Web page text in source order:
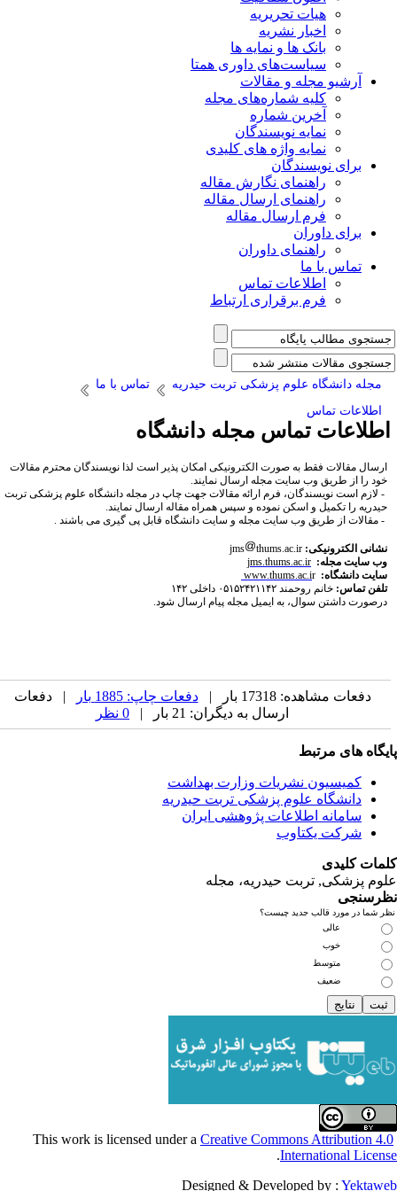
هیات تحریریه
اخبار نشریه
بانک ها و نمایه ها
سیاست‌های داوری همتا
مجله و مقالات
کلیه شماره‌های مجله
آخرین شماره
نمایه نویسندگان
نمایه واژه های کلیدی
نویسندگان
راهنمای نگارش مقاله
راهنمای ارسال مقاله
فرم ارسال مقاله
داوران
راهنمای داوران
با ما
اطلاعات تماس
فرم برقراری ارتباط
علوم پزشکی تربت حیدریه
تماس با ما
تماس
تماس مجله دانشگاه
فقط به صورت الکترونیکی امکان پذیر است لذا نویسندگان محترم مقالات
طریق وب سایت مجله ارسال نمایند
نویسندگان، فرم ارائه مقالات جهت چاپ در مجله دانشگاه علوم پزشکی تربت
تکمیل و اسکن نموده و سپس همراه مقاله ارسال نمایند
از طریق وب سایت مجله و سایت دانشگاه قابل پی گیری می باشند.
jms
thums.ac.ir
مجله: jms.thums.ac.ir
r
www.thums.ac.i
خانم روحمند ۰۵۱۵۲۴۲۱۱۴۲ داخلی ۱۴۲
سوال، به ایمیل مجله پیام ارسال شود.
17318 بار | دفعات چاپ: 1885 بار
| دفعات
ارسال به دیگران: 21 بار |
0 نظر
مرتبط
نشریات وزارت بهداشت
علوم پزشکی تربت حیدریه
اطلاعات پژوهشی ایران
یکتاوب
تربت حیدریه، مجله
قالب جدید چیست؟
عالی
خوب
متوسط
ضعیف
Creative Commons
.
Designed & Developed by :